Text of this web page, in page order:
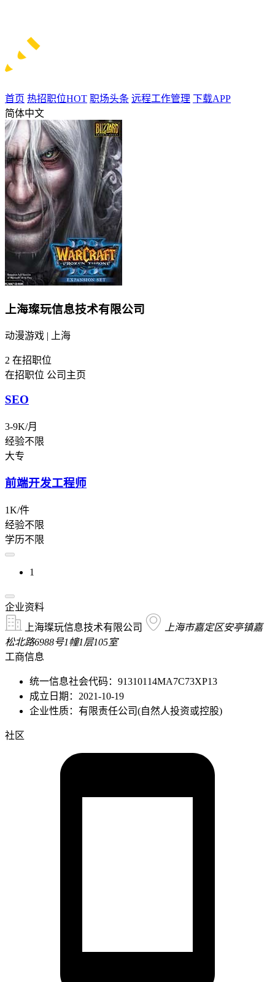
首页 热招职位HOT 职场头条 远程工作管理 下载APP
简体中文
上海璨玩信息技术有限公司
动漫游戏 | 上海
2 在招职位
在招职位 公司主页
SEO
3-9K/月
经验不限
大专
前端开发工程师
1K/件
经验不限
学历不限
1
企业资料
上海璨玩信息技术有限公司
上海市嘉定区安亭镇嘉
松北路6988号1幢1层105室
工商信息
统一信息社会代码：91310114MA7C73XP13
成立日期：2021-10-19
企业性质：有限责任公司(自然人投资或控股)
社区